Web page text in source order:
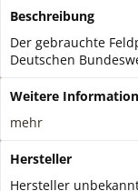
Beschreibung
Der gebrauchte
Deutschen
Weitere
mehr
Hersteller
Hersteller